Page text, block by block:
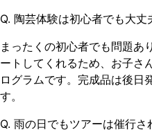
Q. 陶芸体験は初心者でも大丈
まったくの初心者でも問題あ
ートしてくれるため、お子さ
ログラムです。完成品は後日
す。
Q. 雨の日でもツアーは催行さ